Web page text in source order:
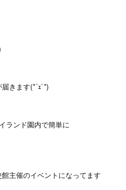
きます(*´ｪ`*)
ランド園内で簡単に
主催のイベントになってます